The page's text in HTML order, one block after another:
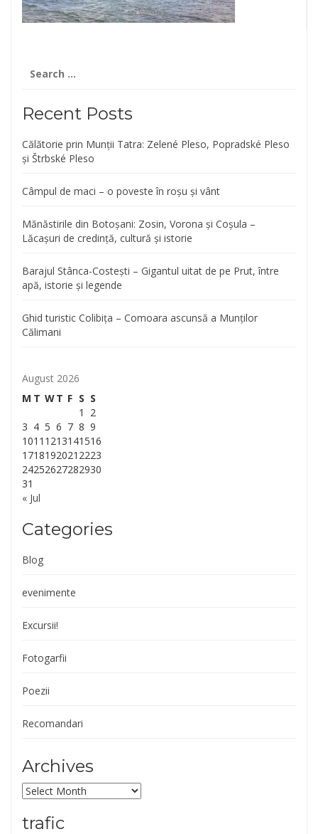
for:
Recent Posts
Călătorie prin Munții Tatra: Zelené Pleso, Popradské Pleso
și Štrbské Pleso
Câmpul de maci – o poveste în roșu și vânt
Mănăstirile din Botoșani: Zosin, Vorona și Coșula –
Lăcașuri de credință, cultură și istorie
Barajul Stânca-Costești – Gigantul uitat de pe Prut, între
apă, istorie și legende
Ghid turistic Colibița – Comoara ascunsă a Munților
Călimani
August 2026
M T WT F S S
« Jul
1
2
3 4 5 6 7 8 9
1011 1213141516
1718192021 2223
24252627282930
31
Categories
Blog
evenimente
Excursii!
Fotogarfii
Poezii
Recomandari
Archives
Archives
trafic